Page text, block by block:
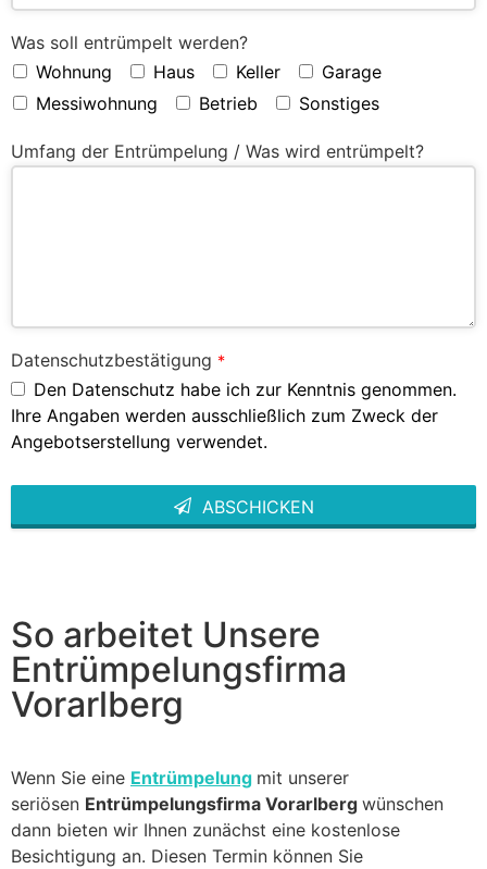
Was soll entrümpelt werden?
Wohnung
Haus Keller
Garage
Messiwohnung
Betrieb Sonstiges
Umfang der Entrümpelung / Was wird entrümpelt?
Datenschutzbestätigung *
Den Datenschutz habe ich zur Kenntnis genommen.
Ihre Angaben werden ausschließlich zum Zweck der
Angebotserstellung verwendet.
ABSCHICKEN
blank
So arbeitet Unsere
Entrümpelungsfirma
Vorarlberg
Wenn Sie eine Entrümpelung mit unserer
seriösen Entrümpelungsfirma Vorarlberg wünschen
dann bieten wir Ihnen zunächst eine kostenlose
Besichtigung an. Diesen Termin können Sie